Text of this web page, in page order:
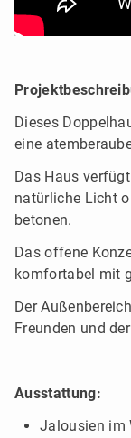
Dieses
eine
Das Haus
natürliche Licht
betonen.
Das offene
komfortabel mit
Der
Freunden und
Ausstattung:
Jalousien im